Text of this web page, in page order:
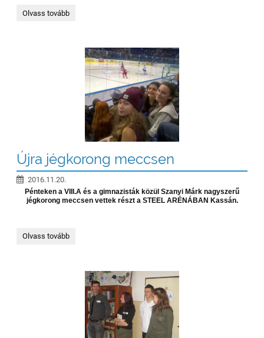
Nagy
Olvass tovább
Újra jégkorong meccsen
2016.11.20.
Pénteken a VIII.A és a gimnazisták közül Szanyi Márk nagyszerű
jégkorong meccsen vettek részt a STEEL ARÉNÁBAN Kassán.
Újra
Olvass tovább